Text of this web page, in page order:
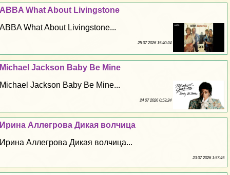
ABBA What About Livingstone
ABBA What About Livingstone...
25 07 2026 15:40:24
Michael Jackson Baby Be Mine
Michael Jackson Baby Be Mine...
24 07 2026 0:53:24
Ирина Аллегрова Дикая волчица
Ирина Аллегрова Дикая волчица...
23 07 2026 1:57:45